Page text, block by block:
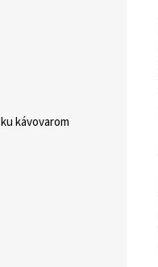
kávovarom